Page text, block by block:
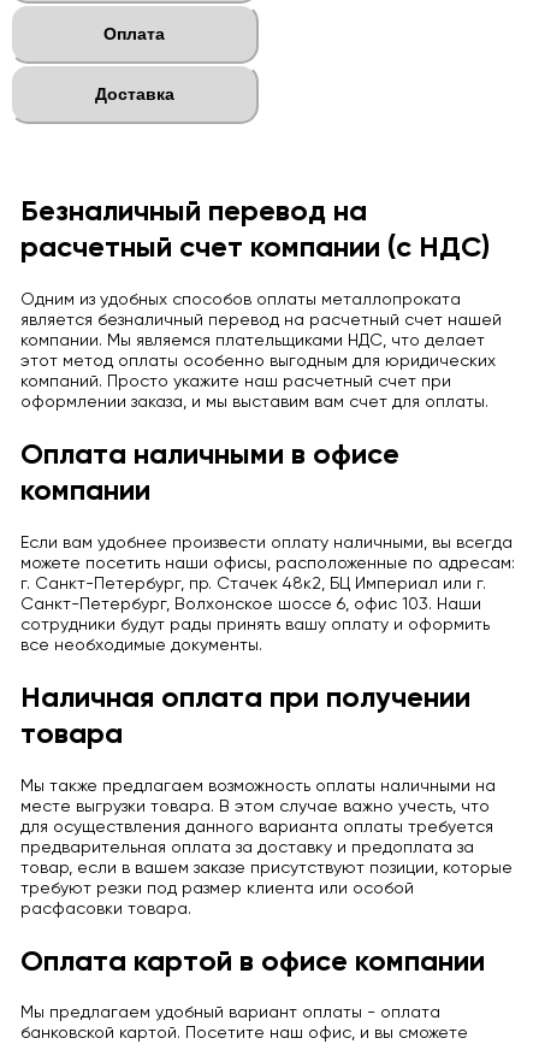
Оплата
Доставка
Безналичный перевод на
расчетный счет компании (с НДС)
Одним из удобных способов оплаты металлопроката
является безналичный перевод на расчетный счет нашей
компании. Мы являемся плательщиками НДС, что делает
этот метод оплаты особенно выгодным для юридических
компаний. Просто укажите наш расчетный счет при
оформлении заказа, и мы выставим вам счет для оплаты.
Оплата наличными в офисе
компании
Если вам удобнее произвести оплату наличными, вы всегда
можете посетить наши офисы, расположенные по адресам:
г. Санкт-Петербург, пр. Стачек 48к2, БЦ Империал или г.
Санкт-Петербург, Волхонское шоссе 6, офис 103. Наши
сотрудники будут рады принять вашу оплату и оформить
все необходимые документы.
Наличная оплата при получении
товара
Мы также предлагаем возможность оплаты наличными на
месте выгрузки товара. В этом случае важно учесть, что
для осуществления данного варианта оплаты требуется
предварительная оплата за доставку и предоплата за
товар, если в вашем заказе присутствуют позиции, которые
требуют резки под размер клиента или особой
расфасовки товара.
Оплата картой в офисе компании
Мы предлагаем удобный вариант оплаты - оплата
банковской картой. Посетите наш офис, и вы сможете